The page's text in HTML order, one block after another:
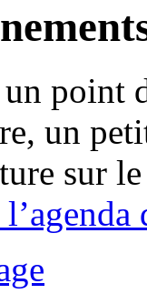
un point
un
sur